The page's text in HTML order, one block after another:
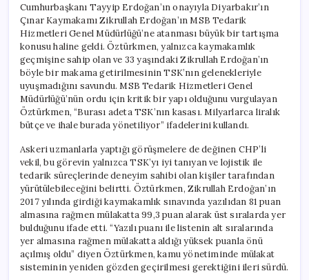
Cumhurbaşkanı Tayyip Erdoğan’ın onayıyla Diyarbakır’ın
Çınar Kaymakamı Zikrullah Erdoğan’ın MSB Tedarik
Hizmetleri Genel Müdürlüğü’ne atanması büyük bir tartışma
konusu haline geldi. Öztürkmen, yalnızca kaymakamlık
geçmişine sahip olan ve 33 yaşındaki Zikrullah Erdoğan’ın
böyle bir makama getirilmesinin TSK’nın gelenekleriyle
uyuşmadığını savundu. MSB Tedarik Hizmetleri Genel
Müdürlüğü’nün ordu için kritik bir yapı olduğunu vurgulayan
Öztürkmen, “Burası adeta TSK’nın kasası. Milyarlarca liralık
bütçe ve ihale burada yönetiliyor” ifadelerini kullandı.
Askeri uzmanlarla yaptığı görüşmelere de değinen CHP’li
vekil, bu görevin yalnızca TSK’yı iyi tanıyan ve lojistik ile
tedarik süreçlerinde deneyim sahibi olan kişiler tarafından
yürütülebileceğini belirtti. Öztürkmen, Zikrullah Erdoğan’ın
2017 yılında girdiği kaymakamlık sınavında yazılıdan 81 puan
almasına rağmen mülakatta 99,3 puan alarak üst sıralarda yer
bulduğunu ifade etti. “Yazılı puanı ile listenin alt sıralarında
yer almasına rağmen mülakatta aldığı yüksek puanla önü
açılmış oldu” diyen Öztürkmen, kamu yönetiminde mülakat
sisteminin yeniden gözden geçirilmesi gerektiğini ileri sürdü.